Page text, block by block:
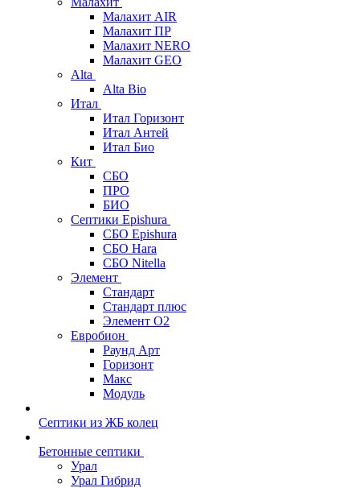
Малахит AIR
Малахит ПР
Малахит NERO
Малахит GEO
Alta
Alta Bio
Итал
Итал Горизонт
Итал Антей
Итал Био
Кит
СБО
ПРО
БИО
Септики Epishura
СБО Epishura
СБО Hara
СБО Nitella
Элемент
Стандарт
Стандарт плюс
Элемент О2
Евробион
Раунд Арт
Горизонт
Макс
Модуль
Септики из ЖБ колец
Бетонные септики
Урал
Урал Гибрид